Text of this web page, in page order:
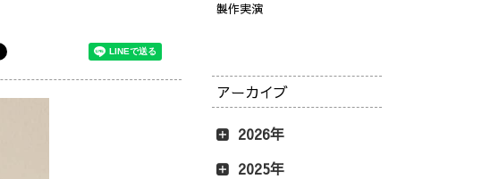
製作実演
アーカイブ
2026年
2025年